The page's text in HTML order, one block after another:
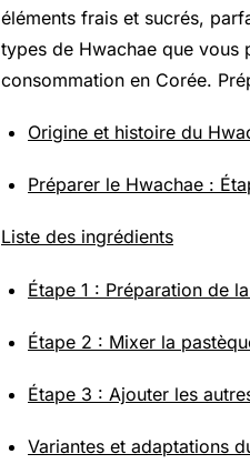
éléments frais et sucrés,
types de Hwachae que vous
consommation en Corée.
Origine et histoire du
Préparer le Hwachae :
Liste des ingrédients
Étape 1 : Préparation de
Étape 2 : Mixer la
Étape 3 : Ajouter les
Variantes et adaptations